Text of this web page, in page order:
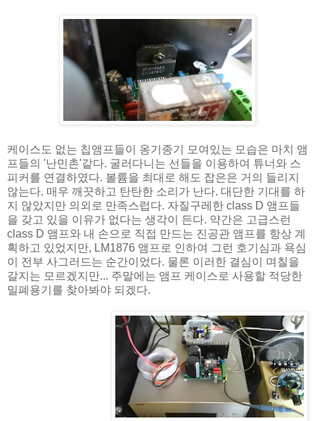
케이스도 없는 칩앰프들이 옹기종기 모여있는 모습은 마치 앰
프들의 '난민촌'같다. 굴러다니는 선들을 이용하여 튜너와 스
피커를 연결하였다. 볼륨을 최대로 해도 잡은은 거의 들리지
않는다. 매우 깨끗하고 탄탄한 소리가 난다. 대단한 기대를 하
지 않았지만 의외로 만족스럽다. 자질구레한 class D 앰프들
을 갖고 있을 이유가 없다는 생각이 든다. 약간은 고급스런
class D 앰프와 내 손으로 직접 만드는 진공관 앰프를 항상 계
획하고 있었지만, LM1876 앰프로 인하여 그런 호기심과 욕심
이 전부 사그러드는 순간이었다. 물론 이러한 결심이 며칠을
갈지는 모르겠지만... 주말에는 앰프 케이스로 사용할 적당한
밀폐용기를 찾아봐야 되겠다.